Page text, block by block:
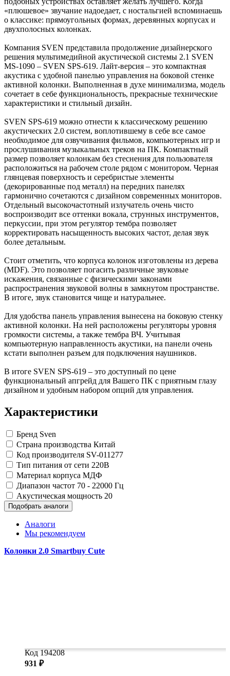
Замки прочие
Ящики для инструментов
Пленки солнцезащитные для окон
Все товары раздела
«плюшевое» звучание надоедает, с ностальгией вспоминаешь
о классике: прямоугольных формах, деревянных корпусах и
двухполосных колонках.
Компания SVEN представила продолжение дизайнерского
решения мультимедийной акустической системы 2.1 SVEN
MS-1090 – SVEN SPS-619. Лайт-версия – это компактная
акустика с удобной панелью управления на боковой стенке
активной колонки. Выполненная в духе минимализма, модель
сочетает в себе функциональность, прекрасные технические
характеристики и стильный дизайн.
SVEN SPS-619 можно отнести к классическому решению
акустических 2.0 систем, воплотившему в себе все самое
необходимое для озвучивания фильмов, компьютерных игр и
прослушивания музыкальных треков на ПК. Компактный
размер позволяет колонкам без стеснения для пользователя
расположиться на рабочем столе рядом с монитором. Черная
глянцевая поверхность и серебристые элементы
(декорированные под металл) на передних панелях
гармонично сочетаются с дизайном современных мониторов.
Отдельный высокочастотный излучатель очень чисто
воспроизводит все оттенки вокала, струнных инструментов,
перкуссии, при этом регулятор тембра позволяет
корректировать насыщенность высоких частот, делая звук
более детальным.
Стоит отметить, что корпуса колонок изготовлены из дерева
(MDF). Это позволяет погасить различные звуковые
искажения, связанные с физическими законами
распространения звуковой волны в замкнутом пространстве.
В итоге, звук становится чище и натуральнее.
Для удобства панель управления вынесена на боковую стенку
активной колонки. На ней расположены регуляторы уровня
громкости системы, а также тембра ВЧ. Учитывая
компьютерную направленность акустики, на панели очень
кстати выполнен разъем для подключения наушников.
В итоге SVEN SPS-619 – это доступный по цене
функциональный апгрейд для Вашего ПК с приятным глазу
дизайном и удобным набором опций для управления.
Характеристики
Бренд Sven
Страна производства Китай
Код производителя SV-011277
Тип питания от сети 220В
Материал корпуса МДФ
Диапазон частот 70 - 22000 Гц
Акустическая мощность 20
Подобрать аналоги
Аналоги
Мы рекомендуем
Колонки 2.0 Smartbuy Cute
Код 194208
931 ₽